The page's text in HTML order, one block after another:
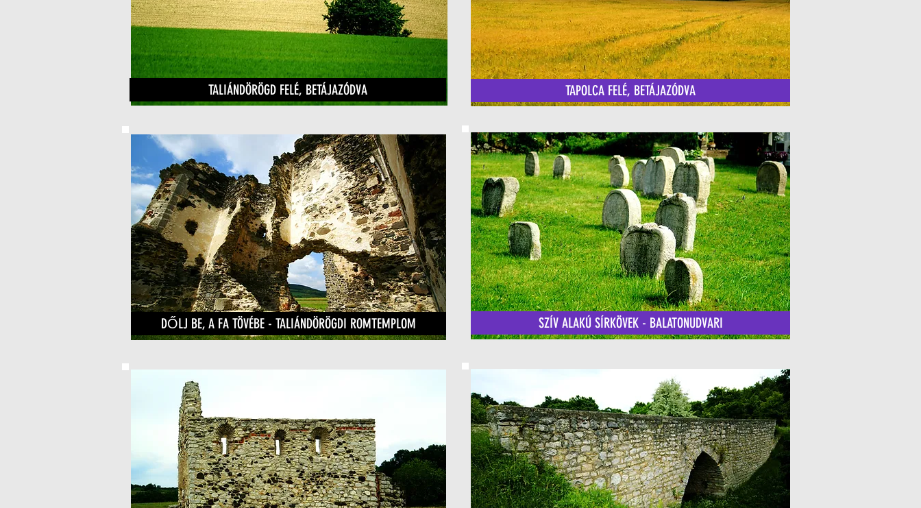
TALIÁNDÖRÖGD FELÉ, BETÁJAZÓDVA TAPOLCA FELÉ, BETÁJAZÓDVA
DŐLJ BE, A FA TÖVÉBE - TALIÁNDÖRÖGDI ROMTEMPLOM SZÍV ALAKÚ SÍRKÖVEK - BALATONUDVARI